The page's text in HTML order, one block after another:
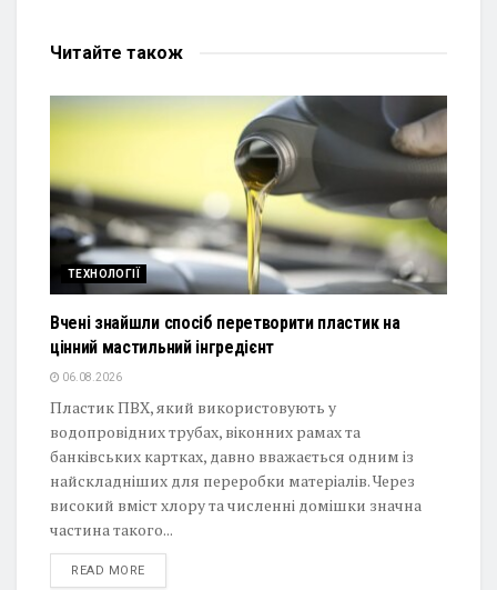
Читайте також
ТЕХНОЛОГІЇ
Вчені знайшли спосіб перетворити пластик на
цінний мастильний інгредієнт
06.08.2026
Пластик ПВХ, який використовують у
водопровідних трубах, віконних рамах та
банківських картках, давно вважається одним із
найскладніших для переробки матеріалів. Через
високий вміст хлору та численні домішки значна
частина такого...
READ MOREDETAILS